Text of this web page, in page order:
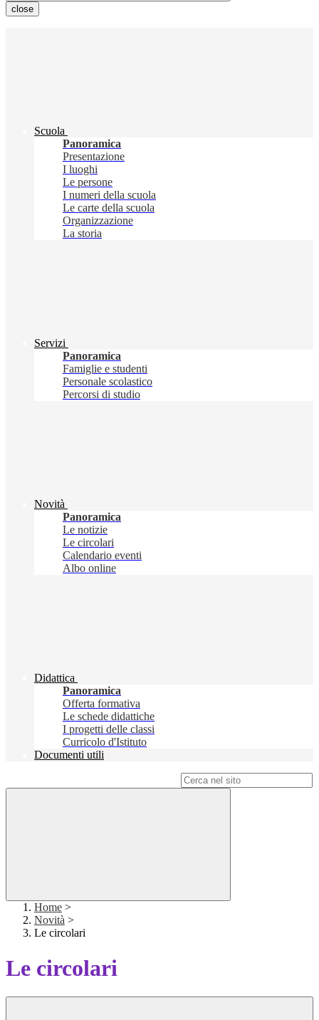
close
Scuola
Panoramica
Presentazione
I luoghi
Le persone
I numeri della scuola
Le carte della scuola
Organizzazione
La storia
Servizi
Panoramica
Famiglie e studenti
Personale scolastico
Percorsi di studio
Novità
Panoramica
Le notizie
Le circolari
Calendario eventi
Albo online
Didattica
Panoramica
Offerta formativa
Le schede didattiche
I progetti delle classi
Curricolo d'Istituto
Documenti utili
Home >
Novità >
Le circolari
Le circolari